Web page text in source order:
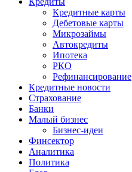
Кредитные карты
Дебетовые карты
Микрозаймы
Автокредиты
Ипотека
РКО
Рефинансирование
Кредитные новости
Страхование
Банки
Малый бизнес
Бизнес-идеи
Финсектор
Аналитика
Политика